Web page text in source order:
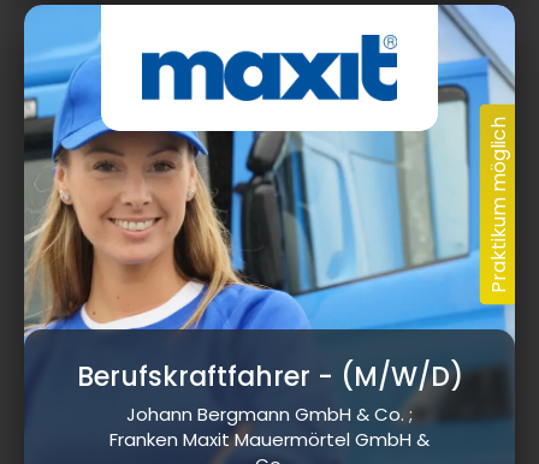
Berufskraftfahrer - (M/W/D)
Johann Bergmann GmbH & Co. ;
Franken Maxit Mauermörtel GmbH &